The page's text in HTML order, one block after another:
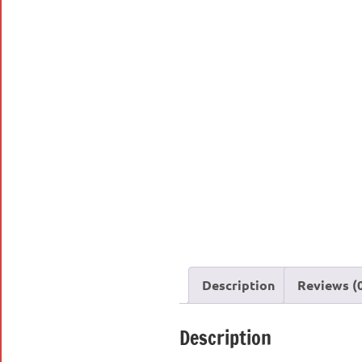
Description Reviews
Description